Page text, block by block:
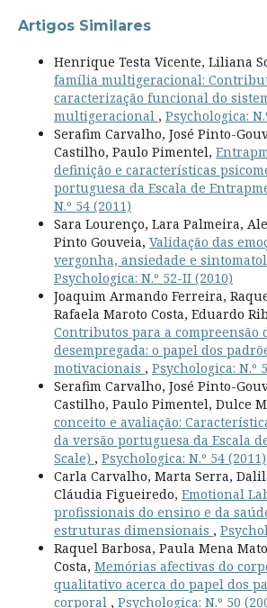
Artigos Similares
Henrique Testa Vicente, Liliana
família multigeracional:
caracterização funcional do
multigeracional , Psychologica:
Serafim Carvalho, José Pinto-
Castilho, Paulo Pimentel,
definição e características
portuguesa da Escala de
N.º 54 (2011)
Sara Lourenço, Lara Palmeira,
Pinto Gouveia, Validação das
vergonha, ansiedade e
Psychologica: N.º 52-II (2010)
Joaquim Armando Ferreira,
Rafaela Maroto Costa, Eduardo
Contributos para a compreensão
desempregada: o papel dos
motivacionais , Psychologica: N.º
Serafim Carvalho, José Pinto-
Castilho, Paulo Pimentel, Dulce
conceito e avaliação:
da versão portuguesa da Escala
Scale) , Psychologica: N.º 54 (2011)
Carla Carvalho, Marta Serra,
Cláudia Figueiredo, Emotional
profissionais do ensino e da
estruturas dimensionais ,
Raquel Barbosa, Paula Mena
Costa, Memórias afectivas do
qualitativo acerca do papel dos
corporal , Psychologica: N.º 50